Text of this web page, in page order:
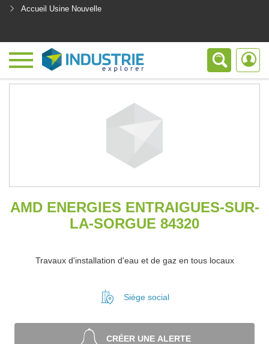
Accueil Usine Nouvelle
AMD ENERGIES ENTRAIGUES-SUR-
LA-SORGUE 84320
Travaux d'installation d'eau et de gaz en tous locaux
Siège social
CRÉER UNE ALERTE